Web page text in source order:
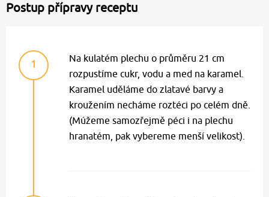
Postup přípravy receptu
1
Na kulatém plechu o průměru 21 cm
rozpustíme cukr, vodu a med na karamel.
Karamel uděláme do zlatavé barvy a
kroužením necháme roztéci po celém dně.
(Múžeme samozřejmě péci i na plechu
hranatém, pak vybereme menší velikost).